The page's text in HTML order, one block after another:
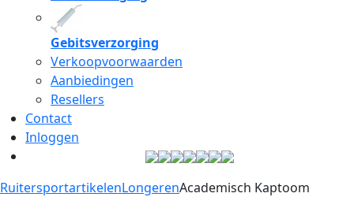
Gebitsverzorging
Verkoopvoorwaarden
Aanbiedingen
Resellers
Contact
Inloggen
RuitersportartikelenLongerenAcademisch Kaptoom